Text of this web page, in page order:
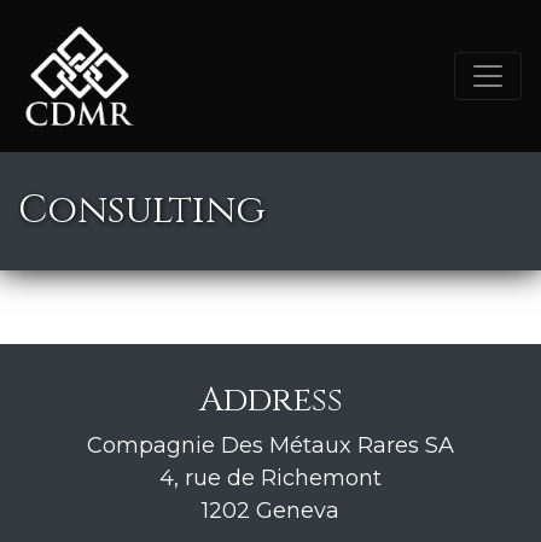
Consulting
Address
Compagnie Des Métaux Rares SA
4, rue de Richemont
1202 Geneva